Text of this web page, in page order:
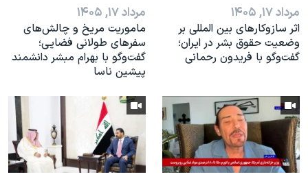
مرداد ۱۷, ۱۴۰۵
اثر ساز‌و‌کارهای بین المللی بر
وضعیت حقوق بشر در ایران؛
گفت‌وگو با فریدون رحمانی
مرداد ۱۷, ۱۴۰۵
ماموریت مریخ و چالش‌های
سفرهای طولانی فضایی؛
گفت‌وگو با بهرام مبشر دانشمند
پیشین ناسا